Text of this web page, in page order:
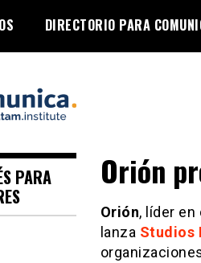
DIRECTORIO PARA
x
Orión
Orión, líder
lanza Studios
PARA